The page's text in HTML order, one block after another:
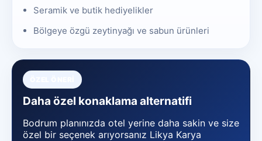
Seramik ve butik hediyelikler
Bölgeye özgü zeytinyağı ve sabun ürünleri
Daha özel konaklama alternatifi
Bodrum planınızda otel yerine daha sakin ve size
özel bir seçenek arıyorsanız Likya Karya